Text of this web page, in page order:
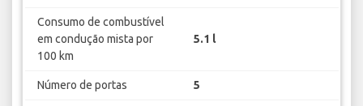
Consumo de combustível
em condução mista por
100 km
5.1 l
Número de portas 5